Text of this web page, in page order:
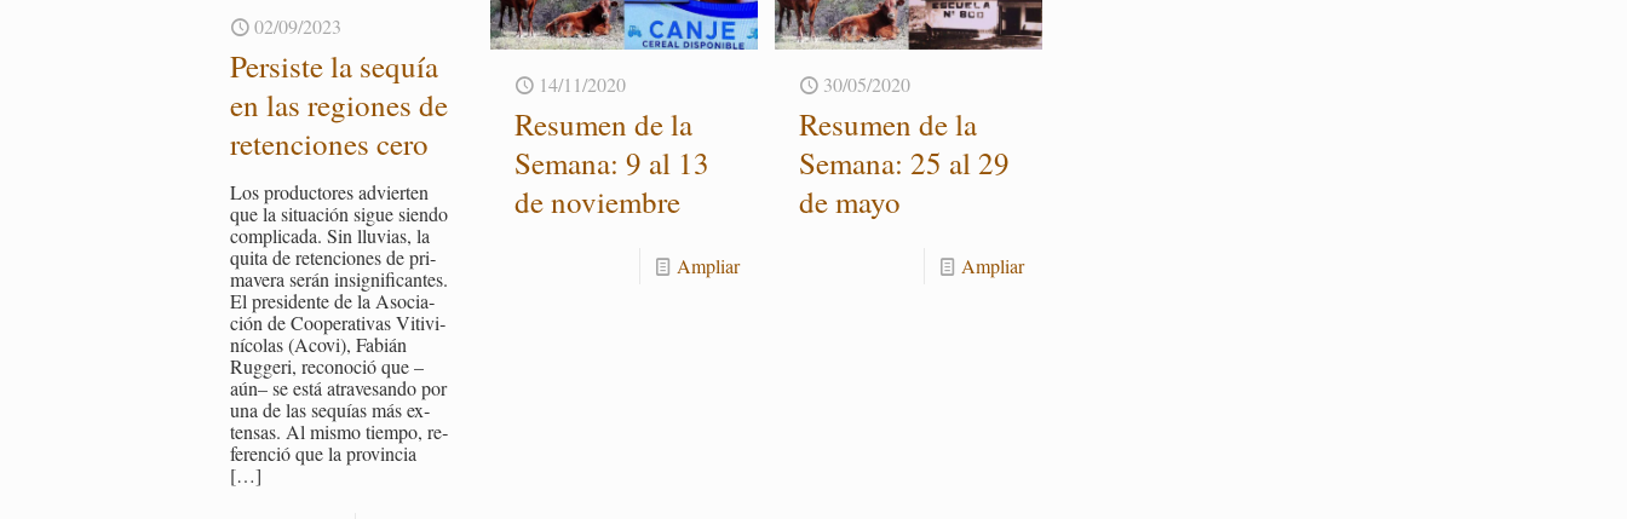
02/09/2023
Per­sis­te la se­quía
en las re­gio­nes de
re­ten­cio­nes cero
Los pro­duc­to­res ad­vier­ten
que la si­tua­ción sigue sien­do
com­pli­ca­da. Sin llu­vias, la
quita de re­ten­cio­nes de pri­
ma­ve­ra serán in­sig­ni­fi­can­tes.
El pre­si­den­te de la Aso­cia­
ción de Coope­ra­ti­vas Vi­ti­vi­
ní­co­las (Acovi), Fa­bián
Rug­ge­ri, re­co­no­ció que –
aún– se está atra­ve­san­do por
una de las se­quías más ex­
ten­sas. Al mismo tiem­po, re­
fe­ren­ció que la pro­vin­cia
[…]
14/11/2020
Re­su­men de la
Se­ma­na: 9 al 13
de no­viem­bre
Am­pliar
30/05/2020
Re­su­men de la
Se­ma­na: 25 al 29
de mayo
Am­pliar